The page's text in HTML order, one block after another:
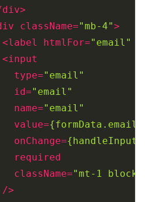
div>
className="mb-4">
<label htmlFor="email"
<input
type="email"
id="email"
name="email"
value={formData.email}
onChange=
required
className="mt-1 block
>